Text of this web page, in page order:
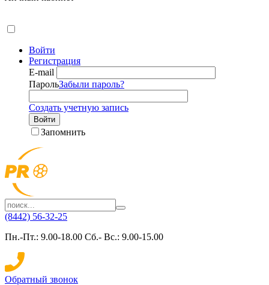
Войти
Регистрация
E-mail
ПарольЗабыли пароль?
Создать учетную запись
Войти
Запомнить
(8442) 56-32-25
Пн.-Пт.: 9.00-18.00 Сб.- Вс.: 9.00-15.00
Обратный звонок